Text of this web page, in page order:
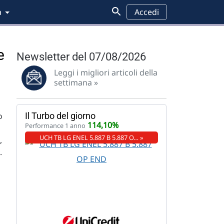
Accedi
Newsletter del 07/08/2026
Leggi i migliori articoli della
settimana »
Il Turbo del giorno
Performance 1 anno 114,10%
UCH TB LG ENEL 5.887 B 5.887 O… »